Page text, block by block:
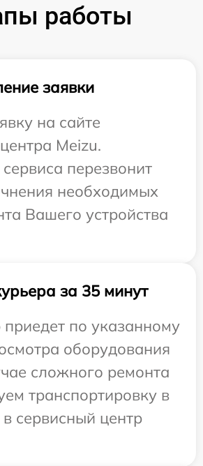
работы
заявки
на сайте
Meizu.
перезвонит
необходимых
Вашего устройства
за 35 минут
по указанному
оборудования
сложного ремонта
транспортировку в
сервисный центр